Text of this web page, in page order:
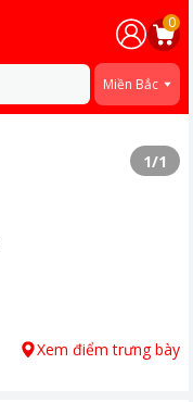
0
Miền Bắc
1/1
Xem điểm trưng bày